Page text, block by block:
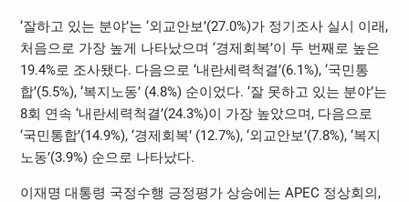
‘잘하고 있는 분야’는 ‘외교안보’(27.0%)가 정기조사 실시 이래,
처음으로 가장 높게 나타났으며 ‘경제회복’이 두 번째로 높은
19.4%로 조사됐다. 다음으로 ‘내란세력척결’(6.1%), ‘국민통
합’(5.5%), ‘복지노동’ (4.8%) 순이었다. ‘잘 못하고 있는 분야’는
8회 연속 ‘내란세력척결’(24.3%)이 가장 높았으며, 다음으로
‘국민통합’(14.9%), ‘경제회복’ (12.7%), ‘외교안보’(7.8%), ‘복지
노동’(3.9%) 순으로 나타났다.
이재명 대통령 국정수행 긍정평가 상승에는 APEC 정상회의,